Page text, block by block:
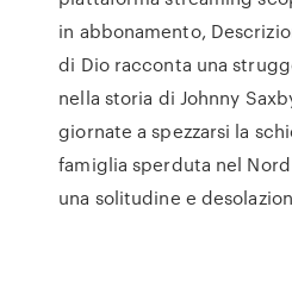
in abbonamento,
di Dio racconta una
nella storia di Johnny
giornate a spezzarsi la
famiglia sperduta nel
una solitudine e